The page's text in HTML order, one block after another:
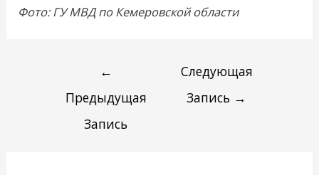
Фото: ГУ МВД по Кемеровской области
←
Предыдущая
Запись
Следующая
Запись →